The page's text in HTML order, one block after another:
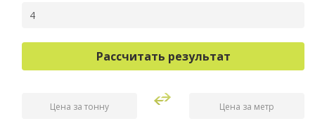
Рассчитать результат